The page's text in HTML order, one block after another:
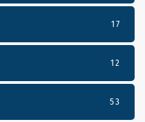
17
12
53